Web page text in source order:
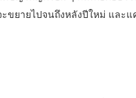
ขยายไปจนถึงหลังปีใหม่ และ